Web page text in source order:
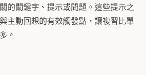
的關鍵字、提示或問題。這些提示之
主動回想的有效觸發點，讓複習比單
。